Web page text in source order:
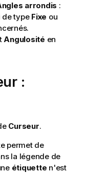
arrondis :
de type Fixe ou
Angulosité en
:
Curseur.
permet de
la légende de
étiquette n'est